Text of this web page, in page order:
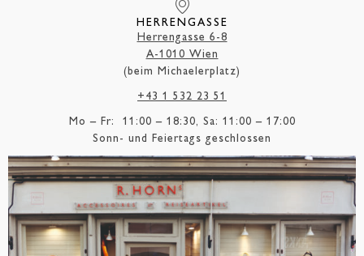
HERRENGASSE
Herrengasse 6-8
A-1010 Wien
(beim Michaelerplatz)
+43 1 532 23 51
Mo – Fr: 11:00 – 18:30, Sa: 11:00 – 17:00
Sonn- und Feiertags geschlossen